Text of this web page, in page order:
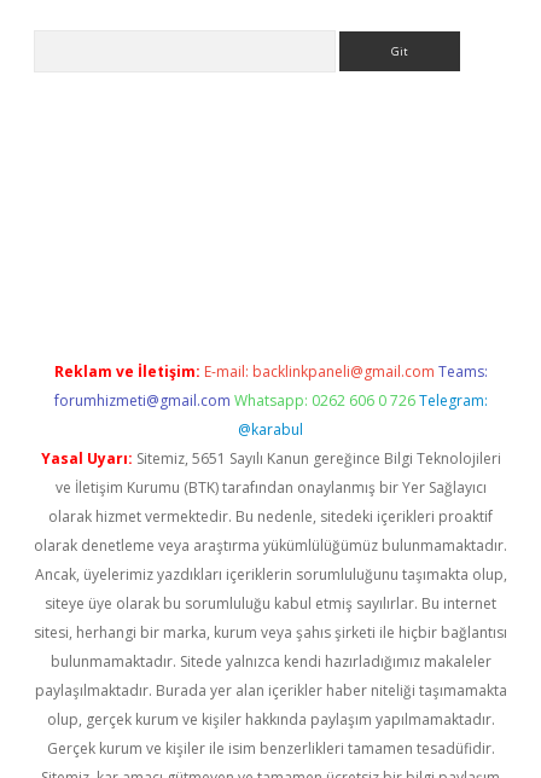
Reklam ve İletişim: E-mail: backlinkpaneli@gmail.com Teams:
forumhizmeti@gmail.com Whatsapp: 0262 606 0 726 Telegram:
@karabul
Yasal Uyarı: Sitemiz, 5651 Sayılı Kanun gereğince Bilgi Teknolojileri
ve İletişim Kurumu (BTK) tarafından onaylanmış bir Yer Sağlayıcı
olarak hizmet vermektedir. Bu nedenle, sitedeki içerikleri proaktif
olarak denetleme veya araştırma yükümlülüğümüz bulunmamaktadır.
Ancak, üyelerimiz yazdıkları içeriklerin sorumluluğunu taşımakta olup,
siteye üye olarak bu sorumluluğu kabul etmiş sayılırlar. Bu internet
sitesi, herhangi bir marka, kurum veya şahıs şirketi ile hiçbir bağlantısı
bulunmamaktadır. Sitede yalnızca kendi hazırladığımız makaleler
paylaşılmaktadır. Burada yer alan içerikler haber niteliği taşımamakta
olup, gerçek kurum ve kişiler hakkında paylaşım yapılmamaktadır.
Gerçek kurum ve kişiler ile isim benzerlikleri tamamen tesadüfidir.